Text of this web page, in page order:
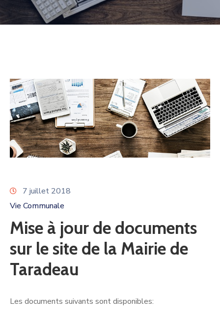
7 juillet 2018
Vie Communale
Mise à jour de documents
sur le site de la Mairie de
Taradeau
Les documents suivants sont disponibles: